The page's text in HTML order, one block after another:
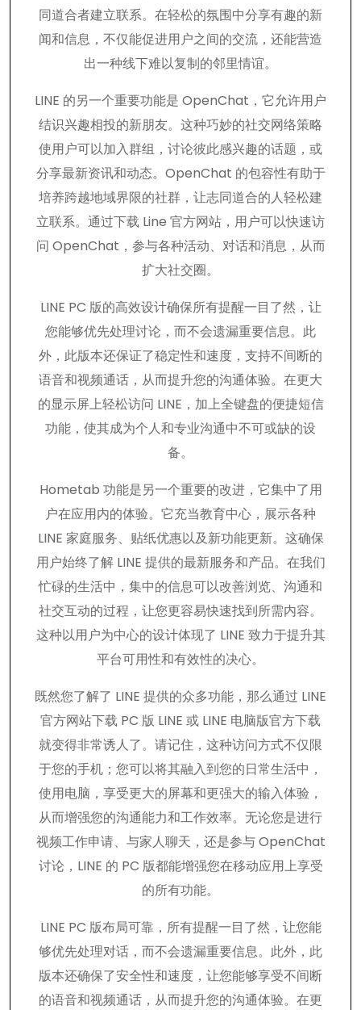
同道合者建立联系。在轻松的氛围中分享有趣的新
闻和信息，不仅能促进用户之间的交流，还能营造
出一种线下难以复制的邻里情谊。
LINE 的另一个重要功能是 OpenChat，它允许用户
结识兴趣相投的新朋友。这种巧妙的社交网络策略
使用户可以加入群组，讨论彼此感兴趣的话题，或
分享最新资讯和动态。OpenChat 的包容性有助于
培养跨越地域界限的社群，让志同道合的人轻松建
立联系。通过下载 Line 官方网站，用户可以快速访
问 OpenChat，参与各种活动、对话和消息，从而
扩大社交圈。
LINE PC 版的高效设计确保所有提醒一目了然，让
您能够优先处理讨论，而不会遗漏重要信息。此
外，此版本还保证了稳定性和速度，支持不间断的
语音和视频通话，从而提升您的沟通体验。在更大
的显示屏上轻松访问 LINE，加上全键盘的便捷短信
功能，使其成为个人和专业沟通中不可或缺的设
备。
Hometab 功能是另一个重要的改进，它集中了用
户在应用内的体验。它充当教育中心，展示各种
LINE 家庭服务、贴纸优惠以及新功能更新。这确保
用户始终了解 LINE 提供的最新服务和产品。在我们
忙碌的生活中，集中的信息可以改善浏览、沟通和
社交互动的过程，让您更容易快速找到所需内容。
这种以用户为中心的设计体现了 LINE 致力于提升其
平台可用性和有效性的决心。
既然您了解了 LINE 提供的众多功能，那么通过 LINE
官方网站下载 PC 版 LINE 或 LINE 电脑版官方下载
就变得非常诱人了。请记住，这种访问方式不仅限
于您的手机；您可以将其融入到您的日常生活中，
使用电脑，享受更大的屏幕和更强大的输入体验，
从而增强您的沟通能力和工作效率。无论您是进行
视频工作申请、与家人聊天，还是参与 OpenChat
讨论，LINE 的 PC 版都能增强您在移动应用上享受
的所有功能。
LINE PC 版布局可靠，所有提醒一目了然，让您能
够优先处理对话，而不会遗漏重要信息。此外，此
版本还确保了安全性和速度，让您能够享受不间断
的语音和视频通话，从而提升您的沟通体验。在更